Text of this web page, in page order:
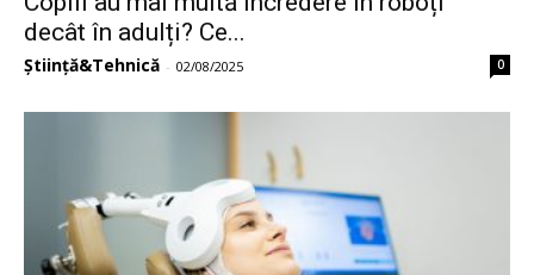
decât în adulți? Ce...
Știință&Tehnică - 02/08/2025 0